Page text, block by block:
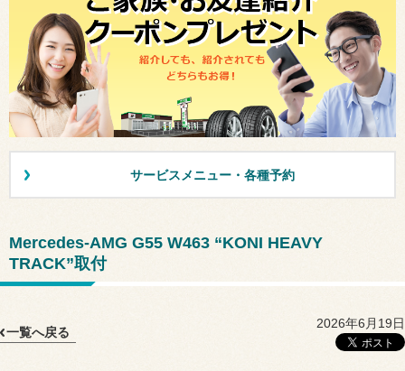
サービスメニュー・各種予約
Mercedes-AMG G55 W463 “KONI HEAVY
TRACK”取付
一覧へ戻る
2026年6月19日